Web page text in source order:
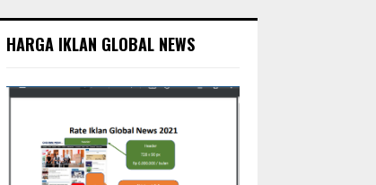
f
r
A
C
HARGA IKLAN GLOBAL NEWS